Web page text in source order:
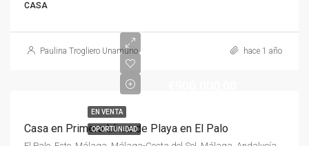
CASA
Paulina Trogliero Unamuno hace 1 año
EN VENTA
OPORTUNIDAD
Casa en Primera Línea de Playa en El Palo